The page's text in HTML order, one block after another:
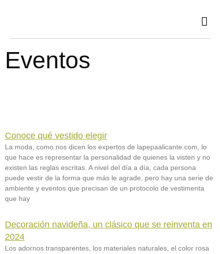
Eventos
Conoce qué vestido elegir
La moda, como nos dicen los expertos de lapepaalicante.com, lo
que hace es representar la personalidad de quienes la visten y no
existen las reglas escritas. A nivel del día a día, cada persona
puede vestir de la forma que más le agrade, pero hay una serie de
ambiente y eventos que precisan de un protocolo de vestimenta
que hay
Decoración navideña, un clásico que se reinventa en
2024
Los adornos transparentes, los materiales naturales, el color rosa